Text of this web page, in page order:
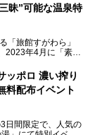
昧”可能な温泉特
「旅館すがわら」
年4月に「素泊
ン・サウナ―双方に
「湯めぐり」のバリ
綱”と称される鳴子
ッポロ 濃い搾り
料配布イベント
日間限定で、人気の